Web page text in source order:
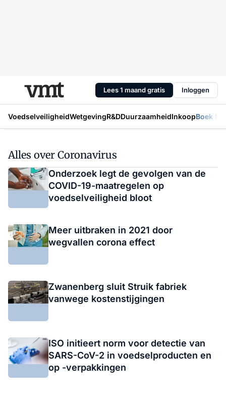
Lees 1 maand gratis Inloggen
VoedselveiligheidWetgevingR&DDuurzaamheidInkoopBoek
Alles over Coronavirus
Onderzoek legt de gevolgen van de
COVID-19-maatregelen op
voedselveiligheid bloot
Meer uitbraken in 2021 door
wegvallen corona effect
Zwanenberg sluit Struik fabriek
vanwege kostenstijgingen
ISO initieert norm voor detectie van
SARS-CoV-2 in voedselproducten en
op -verpakkingen